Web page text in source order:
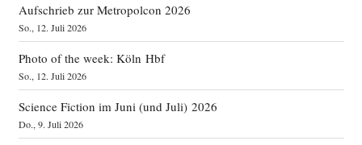
Aufschrieb zur Metropolcon 2026
So., 12. Juli 2026
Photo of the week: Köln Hbf
So., 12. Juli 2026
Science Fiction im Juni (und Juli) 2026
Do., 9. Juli 2026